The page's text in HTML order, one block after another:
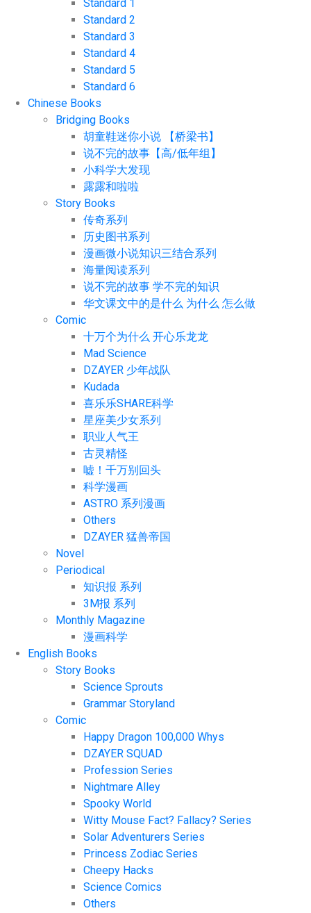
Standard 1
Standard 2
Standard 3
Standard 4
Standard 5
Standard 6
Chinese Books
Bridging Books
胡童鞋迷你小说 【桥梁书】
说不完的故事【高/低年组】
小科学大发现
露露和啦啦
Story Books
传奇系列
历史图书系列
漫画微小说知识三结合系列
海量阅读系列
说不完的故事 学不完的知识
华文课文中的是什么 为什么 怎么做
Comic
十万个为什么 开心乐龙龙
Mad Science
DZAYER 少年战队
Kudada
喜乐乐SHARE科学
星座美少女系列
职业人气王
古灵精怪
嘘！千万别回头
科学漫画
ASTRO 系列漫画
Others
DZAYER 猛兽帝国
Novel
Periodical
知识报 系列
3M报 系列
Monthly Magazine
漫画科学
English Books
Story Books
Science Sprouts
Grammar Storyland
Comic
Happy Dragon 100,000 Whys
DZAYER SQUAD
Profession Series
Nightmare Alley
Spooky World
Witty Mouse Fact? Fallacy? Series
Solar Adventurers Series
Princess Zodiac Series
Cheepy Hacks
Science Comics
Others